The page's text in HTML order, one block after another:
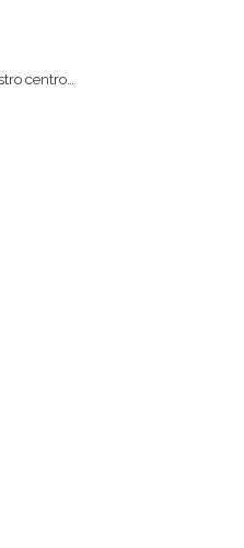
centro…